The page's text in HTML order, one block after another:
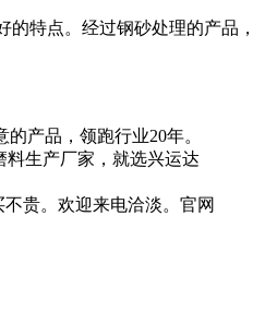
特点。经过钢砂处理的产品，
产品，领跑行业20年。
生产厂家，就选兴运达
贵。欢迎来电洽淡。官网